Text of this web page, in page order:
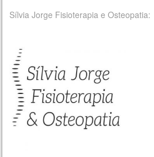
Sílvia Jorge Fisioterapia e Osteopatia: